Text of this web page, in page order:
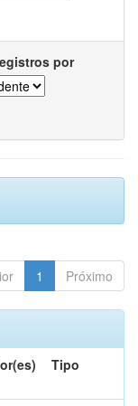
por
1 Próximo
Tipo